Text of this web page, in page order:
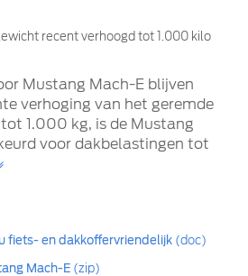
recent verhoogd tot 1.000 kilo
Mustang Mach-E blijven
verhoging van het geremde
1.000 kg, is de Mustang
voor dakbelastingen tot
fiets- en dakkoffervriendelijk (doc)
Mach-E (zip)